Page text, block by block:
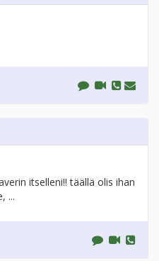
itselleni!! täällä olis ihan
...